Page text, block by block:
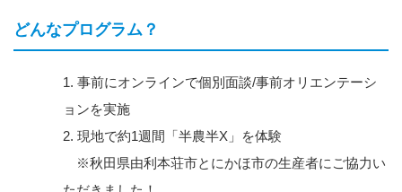
どんなプログラム？
事前にオンラインで個別面談/事前オリエンテーシ
ョンを実施
現地で約1週間「半農半X」を体験
※秋田県由利本荘市とにかほ市の生産者にご協力い